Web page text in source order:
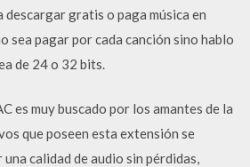
descargar gratis o paga música en
sea pagar por cada canción sino hablo
de 24 o 32 bits.
es muy buscado por los amantes de la
que poseen esta extensión se
calidad de audio sin pérdidas,